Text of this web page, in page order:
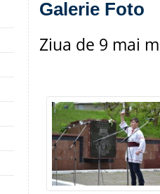
Galerie Foto
Ziua de 9 mai